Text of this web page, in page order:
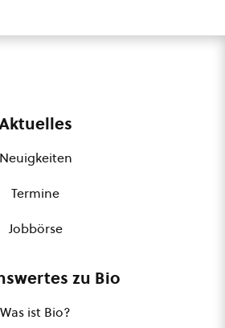
Neuigkeiten
Termine
Jobbörse
zu Bio
Was ist Bio?